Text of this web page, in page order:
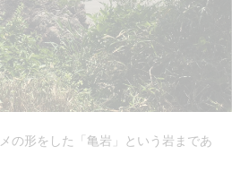
の形をした「亀岩」という岩まであ